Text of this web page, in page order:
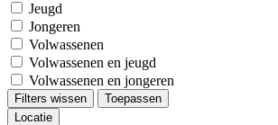
Jeugd
Jongeren
Volwassenen
Volwassenen en jeugd
Volwassenen en jongeren
Filters wissen
Toepassen
Locatie